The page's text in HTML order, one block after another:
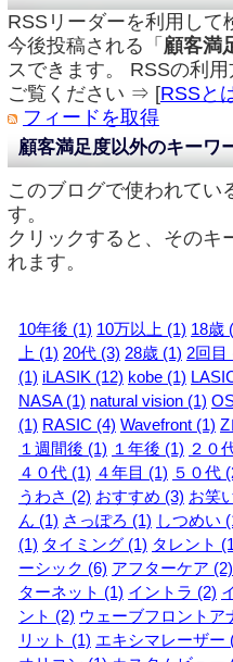
RSSリーダーを利用して
今後投稿される「 顧客満
スできます。 RSSの利
ご覧ください ⇒ [RSSと
フィードを取得
顧客満足度以外のキーワ
このブログで使われてい
す。
クリックすると、そのキ
れます。
10年後 (1) 10万以上 (1) 18歳
上 (1) 20代 (3) 28歳 (1) 2回目
(1) iLASIK (12) kobe (1)
NASA (1) natural vision (1)
(1) RASIC (4) Wavefront (1) Z
１週間後 (1) １年後 (1) ２０
４０代 (1) ４年目 (1) ５０代
うわさ (2) おすすめ (3) お笑
ん (1) さっぽろ (1) しつめい
(1) タイミング (1) タレント
ーシック (6) アフターケア (2)
ターネット (1) イントラ (2)
ント (2) ウェーブフロントア
リット (1) エキシマレーザー